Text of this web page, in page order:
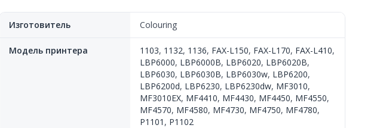
Изготовитель Colouring
Модель принтера 1103, 1132, 1136, FAX-L150, FAX-L170, FAX-L410,
LBP6000, LBP6000B, LBP6020, LBP6020B,
LBP6030, LBP6030B, LBP6030w, LBP6200,
LBP6200d, LBP6230, LBP6230dw, MF3010,
MF3010EX, MF4410, MF4430, MF4450, MF4550,
MF4570, MF4580, MF4730, MF4750, MF4780,
P1101 , P1102